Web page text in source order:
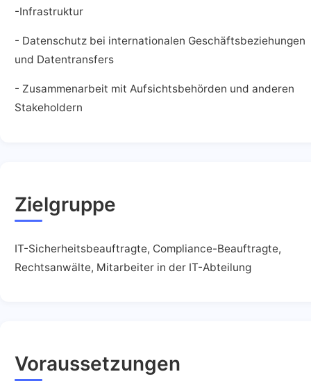
-Infrastruktur
- Datenschutz bei internationalen Geschäftsbeziehungen
und Datentransfers
- Zusammenarbeit mit Aufsichtsbehörden und anderen
Stakeholdern
Zielgruppe
IT-Sicherheitsbeauftragte, Compliance-Beauftragte,
Rechtsanwälte, Mitarbeiter in der IT-Abteilung
Voraussetzungen